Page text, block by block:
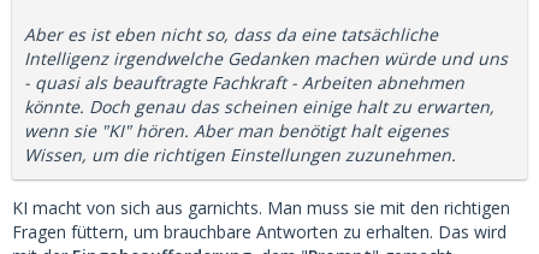
Aber es ist eben nicht so, dass da eine tatsächliche
Intelligenz irgendwelche Gedanken machen würde und uns
- quasi als beauftragte Fachkraft - Arbeiten abnehmen
könnte. Doch genau das scheinen einige halt zu erwarten,
wenn sie "KI" hören. Aber man benötigt halt eigenes
Wissen, um die richtigen Einstellungen zuzunehmen.
KI macht von sich aus garnichts. Man muss sie mit den richtigen
Fragen füttern, um brauchbare Antworten zu erhalten. Das wird